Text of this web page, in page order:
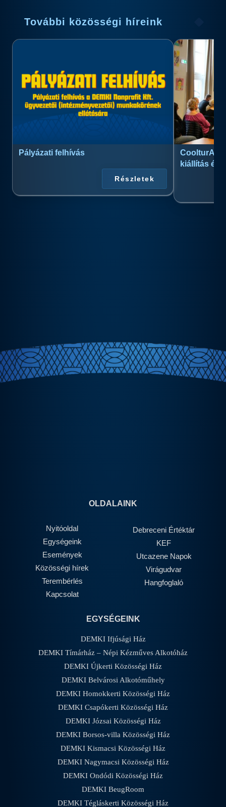
További közösségi híreink
Pályázati felhívás
Részletek
kiállítás és
OLDALAINK
Nyitóoldal
Egységeink
Események
Közösségi hírek
Terembérlés
Kapcsolat
Debreceni Értéktár
KEF
Utcazene Napok
Virágudvar
Hangfoglaló
EGYSÉGEINK
DEMKI Ifjúsági Ház
DEMKI Tímárház – Népi Kézműves Alkotóház
DEMKI Újkerti Közösségi Ház
DEMKI Belvárosi Alkotóműhely
DEMKI Homokkerti Közösségi Ház
DEMKI Csapókerti Közösségi Ház
DEMKI Józsai Közösségi Ház
DEMKI Borsos-villa Közösségi Ház
DEMKI Kismacsi Közösségi Ház
DEMKI Nagymacsi Közösségi Ház
DEMKI Ondódi Közösségi Ház
DEMKI BeugRoom
DEMKI Tégláskerti Közösségi Ház